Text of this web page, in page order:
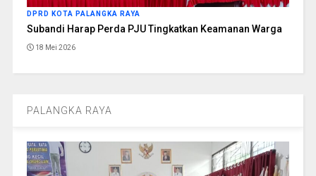
DPRD KOTA PALANGKA RAYA
Subandi Harap Perda PJU Tingkatkan Keamanan Warga
18 Mei 2026
PALANGKA RAYA